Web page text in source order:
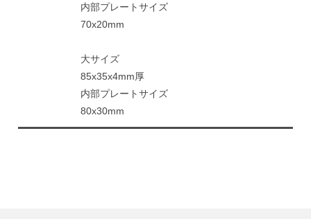
内部プレートサイズ
70x20mm
大サイズ
85x35x4mm厚
内部プレートサイズ
80x30mm